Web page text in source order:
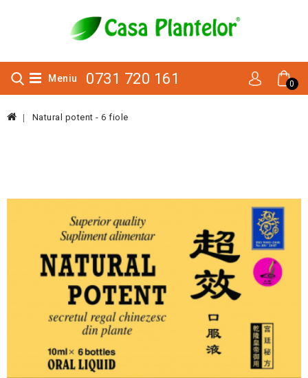
0
Meniu 0731 720 161
Natural potent - 6 fiole